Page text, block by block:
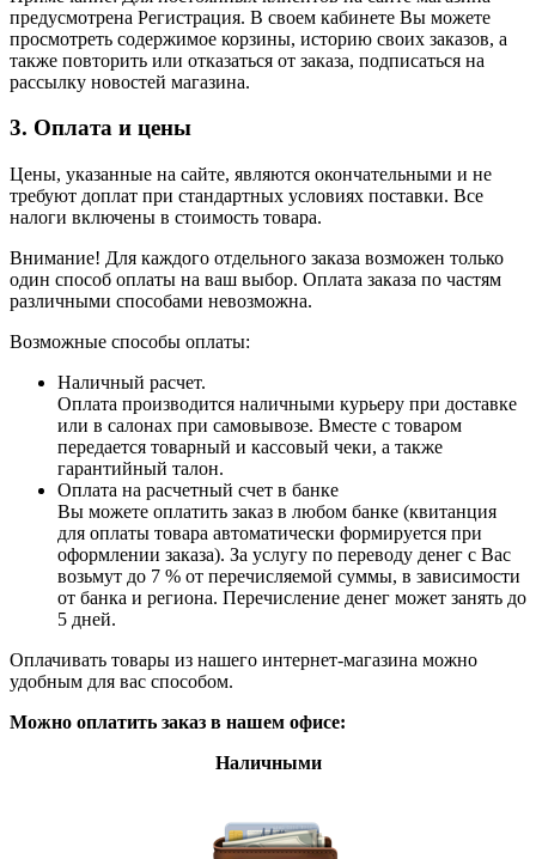
предусмотрена Регистрация. В своем кабинете Вы можете
просмотреть содержимое корзины, историю своих заказов, а
также повторить или отказаться от заказа, подписаться на
рассылку новостей магазина.
3. Оплата и цены
Цены, указанные на сайте, являются окончательными и не
требуют доплат при стандартных условиях поставки. Все
налоги включены в стоимость товара.
Внимание! Для каждого отдельного заказа возможен только
один способ оплаты на ваш выбор. Оплата заказа по частям
различными способами невозможна.
Возможные способы оплаты:
Наличный расчет.
Оплата производится наличными курьеру при доставке
или в салонах при самовывозе. Вместе с товаром
передается товарный и кассовый чеки, а также
гарантийный талон.
Оплата на расчетный счет в банке
Вы можете оплатить заказ в любом банке (квитанция
для оплаты товара автоматически формируется при
оформлении заказа). За услугу по переводу денег с Вас
возьмут до 7 % от перечисляемой суммы, в зависимости
от банка и региона. Перечисление денег может занять до
5 дней.
Оплачивать товары из нашего интернет-магазина можно
удобным для вас способом.
Можно оплатить заказ в нашем офисе:
Наличными